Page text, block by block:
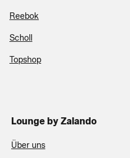
Reebok
Scholl
Topshop
Lounge by Zalando
Über uns